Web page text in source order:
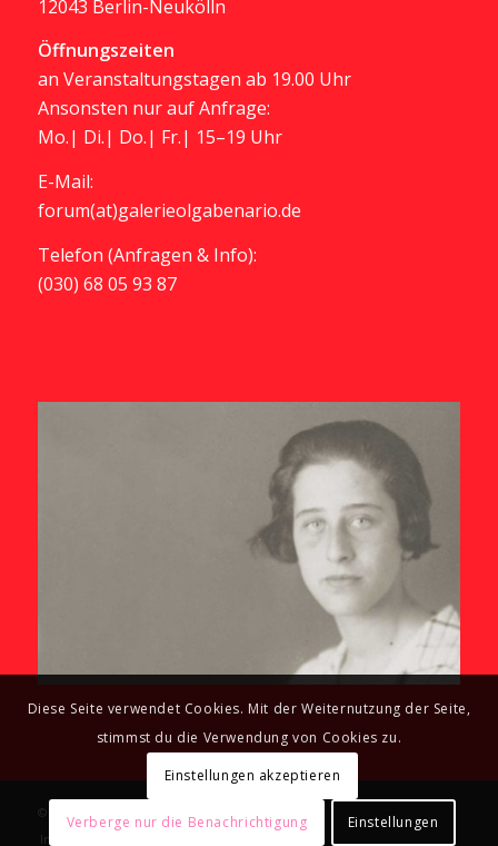
12043 Berlin-Neukölln
Öffnungszeiten
an Veranstaltungstagen ab 19.00 Uhr
Ansonsten nur auf Anfrage:
Mo.| Di.| Do.| Fr.| 15–19 Uhr
E-Mail:
forum(at)galerieolgabenario.de
Telefon (Anfragen & Info):
(030) 68 05 93 87
© Copyright - GALERIE OLGA BENARIO
Impressum
Diese Seite verwendet Cookies. Mit der Weiternutzung der Seite,
stimmst du die Verwendung von Cookies zu.
Einstellungen akzeptieren
Verberge nur die Benachrichtigung Einstellungen